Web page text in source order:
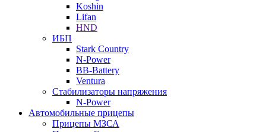
Koshin
Lifan
HND
ИБП
Stark Country
N-Power
BB-Battery
Ventura
Стабилизаторы напряжения
N-Power
Автомобильные прицепы
Прицепы МЗСА